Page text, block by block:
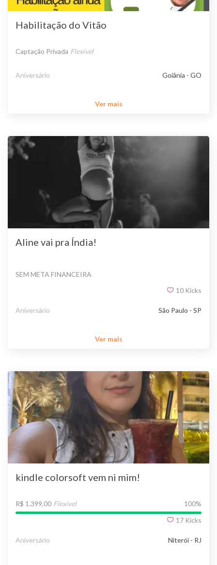
Habilitação do Vitão
Captação Privada Flexível
Aniversário Goiânia - GO
Ver mais
Aline vai pra Índia!
SEM META FINANCEIRA
10 Kicks
Aniversário São Paulo - SP
Ver mais
kindle colorsoft vem ni mim!
R$ 1.399,00 Flexível 100%
17 Kicks
Aniversário Niterói - RJ